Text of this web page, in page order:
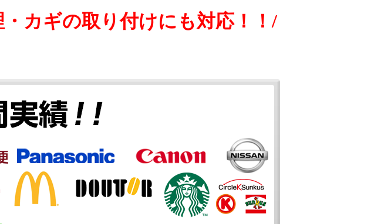
カギの取り付けにも対応！！/